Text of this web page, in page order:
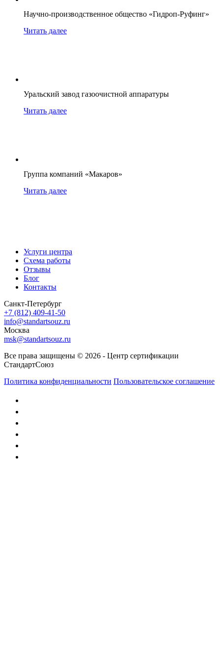
Научно-производственное общество «Гидроп-Руфинг»
Читать далее
Уральский завод газоочистной аппаратуры
Читать далее
Группа компаний «Макаров»
Читать далее
Услуги центра
Схема работы
Отзывы
Блог
Контакты
Санкт-Петербург
+7 (812) 409-41-50
info@standartsouz.ru
Москва
msk@standartsouz.ru
Все права защищены © 2026 - Центр сертификации
СтандартСоюз
Политика конфиденциальности Пользовательское соглашение